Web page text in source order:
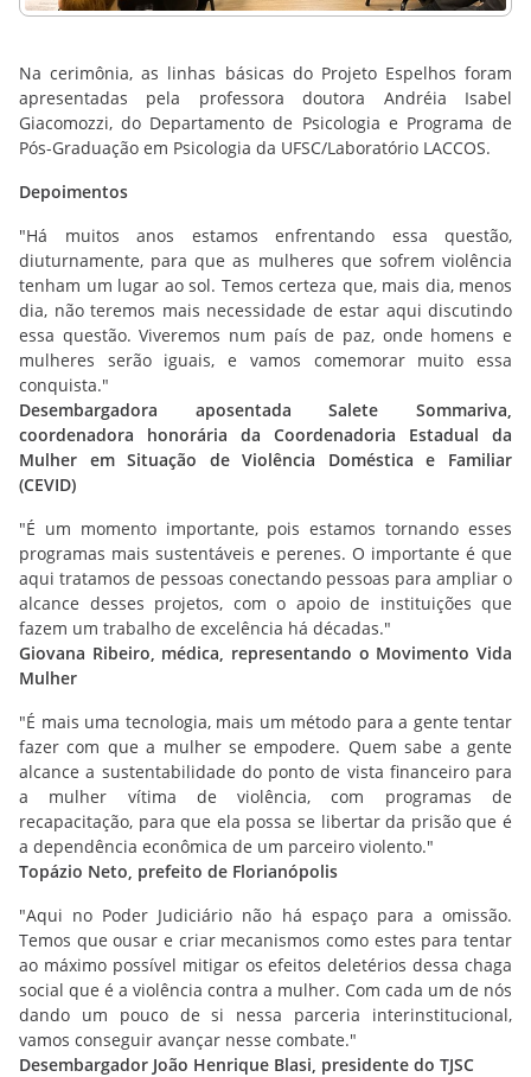
Na cerimônia, as linhas básicas do Projeto Espelhos foram
apresentadas pela professora doutora Andréia Isabel
Giacomozzi, do Departamento de Psicologia e Programa de
Pós-Graduação em Psicologia da UFSC/Laboratório LACCOS.
Depoimentos
"Há muitos anos estamos enfrentando essa questão,
diuturnamente, para que as mulheres que sofrem violência
tenham um lugar ao sol. Temos certeza que, mais dia, menos
dia, não teremos mais necessidade de estar aqui discutindo
essa questão. Viveremos num país de paz, onde homens e
mulheres serão iguais, e vamos comemorar muito essa
conquista."
Desembargadora aposentada Salete Sommariva,
coordenadora honorária da Coordenadoria Estadual da
Mulher em Situação de Violência Doméstica e Familiar
(CEVID)
"É um momento importante, pois estamos tornando esses
programas mais sustentáveis e perenes. O importante é que
aqui tratamos de pessoas conectando pessoas para ampliar o
alcance desses projetos, com o apoio de instituições que
fazem um trabalho de excelência há décadas."
Giovana Ribeiro, médica, representando o Movimento Vida
Mulher
"É mais uma tecnologia, mais um método para a gente tentar
fazer com que a mulher se empodere. Quem sabe a gente
alcance a sustentabilidade do ponto de vista financeiro para
a mulher vítima de violência, com programas de
recapacitação, para que ela possa se libertar da prisão que é
a dependência econômica de um parceiro violento."
Topázio Neto, prefeito de Florianópolis
"Aqui no Poder Judiciário não há espaço para a omissão.
Temos que ousar e criar mecanismos como estes para tentar
ao máximo possível mitigar os efeitos deletérios dessa chaga
social que é a violência contra a mulher. Com cada um de nós
dando um pouco de si nessa parceria interinstitucional,
vamos conseguir avançar nesse combate."
Desembargador João Henrique Blasi, presidente do TJSC